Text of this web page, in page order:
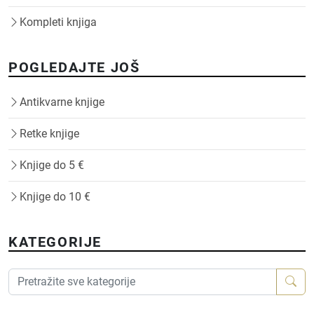
Kompleti knjiga
POGLEDAJTE JOŠ
Antikvarne knjige
Retke knjige
Knjige do 5 €
Knjige do 10 €
KATEGORIJE